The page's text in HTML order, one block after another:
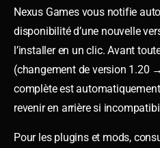
Nexus Games vous notifie
disponibilité d’une nouvelle
l’installer en un clic. Avant
(changement de version 1.20
complète est
revenir en arrière si
Pour les plugins et mods,